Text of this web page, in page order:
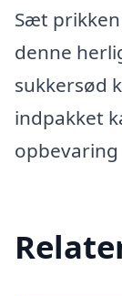
Sæt
denne
sukkersød
indpakket
opbevaring